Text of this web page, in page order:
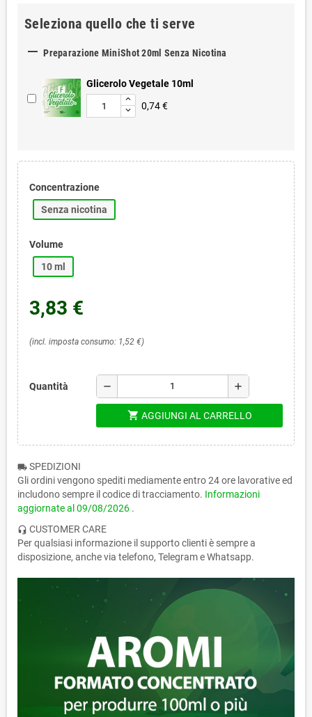
Seleziona quello che ti serve
 Preparazione MiniShot 20ml Senza Nicotina
Glicerolo Vegetale 10ml
0,74 €
Concentrazione
Senza nicotina
Volume
10 ml
3,83 €
(incl. imposta consumo: 1,52 €)
Quantità remove add
shopping_cart AGGIUNGI AL CARRELLO
local_shipping SPEDIZIONI
Gli ordini vengono spediti mediamente entro 24 ore lavorative ed
includono sempre il codice di tracciamento. Informazioni
aggiornate al 09/08/2026 .
headset_mic CUSTOMER CARE
Per qualsiasi informazione il supporto clienti è sempre a
disposizione, anche via telefono, Telegram e Whatsapp.